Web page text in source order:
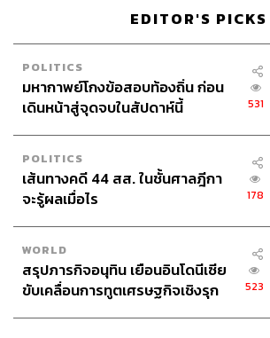
EDITOR'S PICKS
POLITICS
มหากาพย์โกงข้อสอบท้องถิ่น ก่อน
เดินหน้าสู่จุดจบในสัปดาห์นี้
531
POLITICS
เส้นทางคดี 44 สส. ในชั้นศาลฎีกา
จะรู้ผลเมื่อไร
178
WORLD
สรุปภารกิจอนุทิน เยือนอินโดนีเซีย
ขับเคลื่อนการทูตเศรษฐกิจเชิงรุก
523